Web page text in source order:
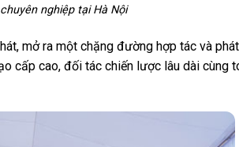
nghiệp tại Hà Nội
mở ra một chặng đường hợp tác và
cấp cao, đối tác chiến lược lâu dài cùng